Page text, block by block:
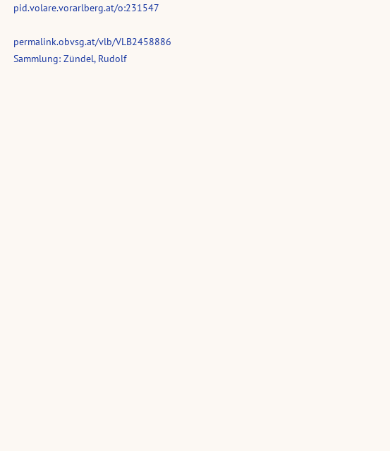
pid.volare.vorarlberg.at/o:231547
permalink.obvsg.at/vlb/VLB2458886
Sammlung: Zündel, Rudolf